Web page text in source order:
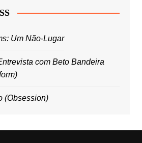
Um Não-Lugar
com Beto Bandeira
(Obsession)